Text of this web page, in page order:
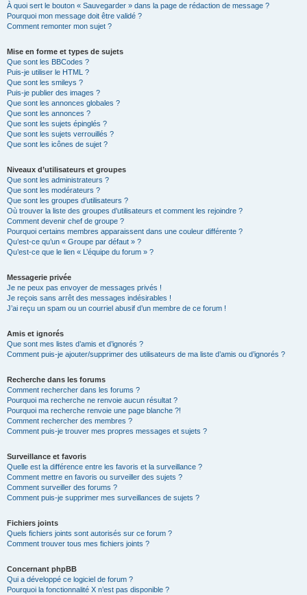
À quoi sert le bouton « Sauvegarder » dans la page de rédaction de message ?
Pourquoi mon message doit être validé ?
Comment remonter mon sujet ?
Mise en forme et types de sujets
Que sont les BBCodes ?
Puis-je utiliser le HTML ?
Que sont les smileys ?
Puis-je publier des images ?
Que sont les annonces globales ?
Que sont les annonces ?
Que sont les sujets épinglés ?
Que sont les sujets verrouillés ?
Que sont les icônes de sujet ?
Niveaux d’utilisateurs et groupes
Que sont les administrateurs ?
Que sont les modérateurs ?
Que sont les groupes d’utilisateurs ?
Où trouver la liste des groupes d’utilisateurs et comment les rejoindre ?
Comment devenir chef de groupe ?
Pourquoi certains membres apparaissent dans une couleur différente ?
Qu’est-ce qu’un « Groupe par défaut » ?
Qu’est-ce que le lien « L’équipe du forum » ?
Messagerie privée
Je ne peux pas envoyer de messages privés !
Je reçois sans arrêt des messages indésirables !
J’ai reçu un spam ou un courriel abusif d’un membre de ce forum !
Amis et ignorés
Que sont mes listes d’amis et d’ignorés ?
Comment puis-je ajouter/supprimer des utilisateurs de ma liste d’amis ou d’ignorés ?
Recherche dans les forums
Comment rechercher dans les forums ?
Pourquoi ma recherche ne renvoie aucun résultat ?
Pourquoi ma recherche renvoie une page blanche ?!
Comment rechercher des membres ?
Comment puis-je trouver mes propres messages et sujets ?
Surveillance et favoris
Quelle est la différence entre les favoris et la surveillance ?
Comment mettre en favoris ou surveiller des sujets ?
Comment surveiller des forums ?
Comment puis-je supprimer mes surveillances de sujets ?
Fichiers joints
Quels fichiers joints sont autorisés sur ce forum ?
Comment trouver tous mes fichiers joints ?
Concernant phpBB
Qui a développé ce logiciel de forum ?
Pourquoi la fonctionnalité X n’est pas disponible ?